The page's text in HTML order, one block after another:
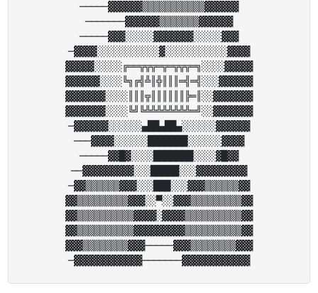
─────▓▓▓▓▓▓▒▒▒▒▒▒▒▒▒▒▒▓▓▓▓​▓▓
───────▓▓▓▓▓▓▒▒▒▒▒▒▒▓▓▓▓▓▓
─────▓▓▓░░░░░▓▓▓▓▓▓▓░░░░░▓​▓▓
─▓▓▓▓░░░░░░░░░░░▓░░░░░░░░░​░░▓▓▓▓
▓▓▓▓▓░░░░░╔══╦╦╦═╦═╦╦╦═╗░░​░░▓▓▓▓▓
▓▓▓▓▓▓░░░░╚╗╔╣╩║╬║║║═╣═╣░░​░▓▓▓▓▓▓
▓▓▓▓▓▓▓░░░░║║║╦║║║║║║╠═║░░​▓▓▓▓▓▓▓
▓▓▓▓▓▓▓░░░░╚╝╚╩╩╩╩╩╩╩╩═╝░░​▓▓▓▓▓▓▓
─▓▓▓▓▓▓░░░░░░▄██▄██▄░░░░░░▓​▓▓▓▓▓
───▓▓▓▓░░░░░░███████░░░░░░▓​▓▓▓
─────▓▓█▓░░░░███████░░░░▓█​▓▓
──▓▓▓▓▓▓▓▓▓░░░█████░░░▓▓▓▓​▓▓▓▓▓
─▓▓▒▒▒▒▒▒▓▓▓░░░███░░░▓▓▓▒▒​▒▒▒▒▓▓
▓▓▒▒▒▒▒▒▒▒▒▓▓▓░░▀░░▓▓▓▒▒▒▒​▒▒▒▒▒▓▓
▓▓▒▒▒▒▒▒▒▒▒▒▓▓▓▓░▓▓▓▓▒▒▒​▒▒▒▒▒▒▒▓▓
▓▓▒▒▒▒▒▒▒▒▒▒▓▓▓▓▓▓▓▓▓▒▒▒▒▒​▒▒​▒▒▒▓▓
▓▓▓▒▒▒▒▒▒▒▒▓▓▓─────▓▓▓▒▒▒▒​▒▒​▒▒▓▓▓